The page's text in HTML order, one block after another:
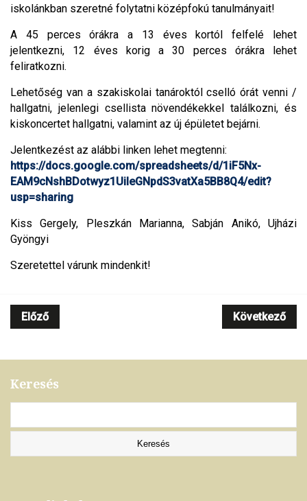
iskolánkban szeretné folytatni középfokú tanulmányait!
A 45 perces órákra a 13 éves kortól felfelé lehet
jelentkezni, 12 éves korig a 30 perces órákra lehet
feliratkozni.
Lehetőség van a szakiskolai tanároktól cselló órát venni /
hallgatni, jelenlegi csellista növendékekkel találkozni, és
kiskoncertet hallgatni, valamint az új épületet bejárni.
Jelentkezést az alábbi linken lehet megtenni:
https://docs.google.com/spreadsheets/d/1iF5Nx-
EAM9cNshBDotwyz1UiIeGNpdS3vatXa5BB8Q4/edit?
usp=sharing
Kiss Gergely, Pleszkán Marianna, Sabján Anikó, Ujházi
Gyöngyi
Szeretettel várunk mindenkit!
Előző Következő
Keresés